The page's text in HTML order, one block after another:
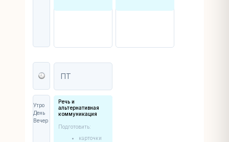
Подготовить:
карточки
Речь и
альтернативная
коммуникация
ПТ
Утро
День
Вечер